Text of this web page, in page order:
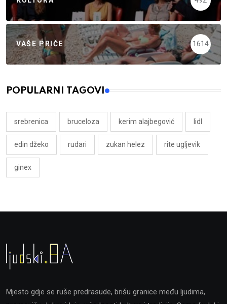
VAŠE PRIČE 1614
POPULARNI TAGOVI
srebrenica bruceloza kerim alajbegović lidl
edin džeko rudari zukan helez rite ugljevik
ginex
Mjesto gdje se ruše predrasude, brišu granice među ljudima,